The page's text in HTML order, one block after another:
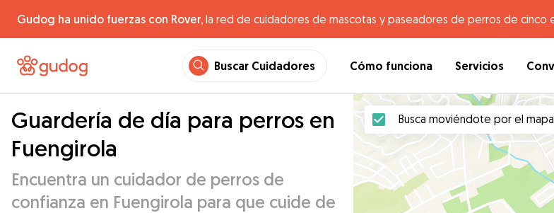
Gudog ha unido fuerzas con Rover, la red de cuidadores de mascotas y paseadores de perros de cinco
Buscar Cuidadores Cómo funciona Servicios
Guardería de día para perros en
Fuengirola
Encuentra un cuidador de perros de
confianza en Fuengirola para que cuide de
Busca moviéndote por el mapa